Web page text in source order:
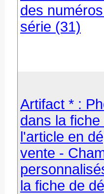
des
série (31)
Artifact * :
dans la fiche
l'article en
vente -
la fiche de